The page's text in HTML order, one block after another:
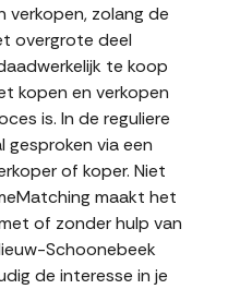
verkopen, zolang de
overgrote deel
te koop
kopen en verkopen
is. In de reguliere
gesproken via een
of koper. Niet
maakt het
of zonder hulp van
Schoonebeek
de interesse in je